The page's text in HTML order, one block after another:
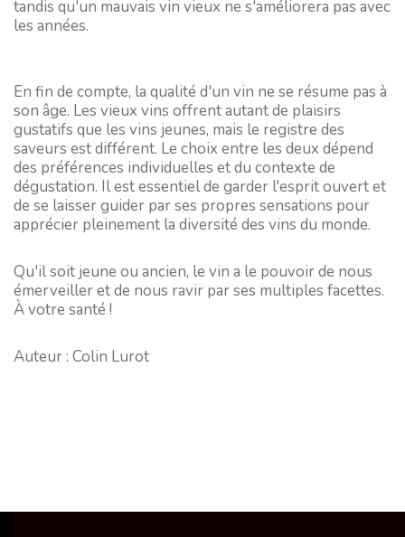
tandis qu'un mauvais vin vieux ne s'améliorera pas avec
les années.
En fin de compte, la qualité d'un vin ne se résume pas à
son âge. Les vieux vins offrent autant de plaisirs
gustatifs que les vins jeunes, mais le registre des
saveurs est différent. Le choix entre les deux dépend
des préférences individuelles et du contexte de
dégustation. Il est essentiel de garder l'esprit ouvert et
de se laisser guider par ses propres sensations pour
apprécier pleinement la diversité des vins du monde.
Qu'il soit jeune ou ancien, le vin a le pouvoir de nous
émerveiller et de nous ravir par ses multiples facettes.
À votre santé !
Auteur : Colin Lurot